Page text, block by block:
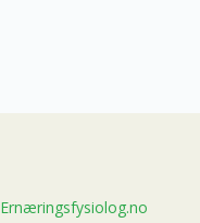
Ernæringsfysiolog.no